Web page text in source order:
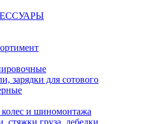
зарядки для сотового
и шиномонтажа
стяжки груза, лебедки